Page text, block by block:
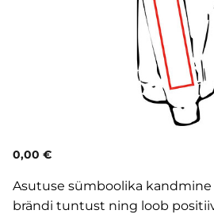
0,00 €
Asutuse sümboolika
brändi tuntust ning loob